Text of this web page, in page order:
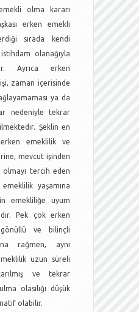
olma kararı
erken emekli
sırada kendi
olanağıyla
Ayrıca erken
zaman içerisinde
ya da
nedeniyle tekrar
Şeklin en
emeklilik ve
mevcut işinden
olmayı tercih eden
yaşamına
emekliliğe uyum
Pek çok erken
ve bilinçli
rağmen, aynı
uzun süreli
ve tekrar
olasılığı düşük
olabilir.